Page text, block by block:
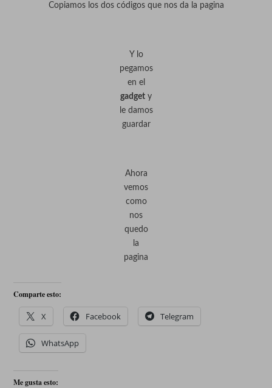
Copiamos los dos códigos que nos da la pagina
Y lo
pegamos
en el
gadget y
le damos
guardar
Ahora
vemos
como
nos
quedo
la
pagina
Comparte esto:
X Facebook Telegram
WhatsApp
Me gusta esto: